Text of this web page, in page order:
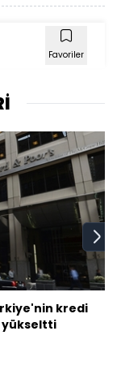
Favoriler
kredi